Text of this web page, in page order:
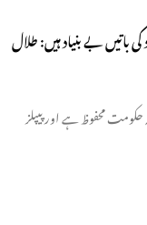
باتیں بے بنیاد ہیں: طلال
محفوظ ہے اور پیپلز